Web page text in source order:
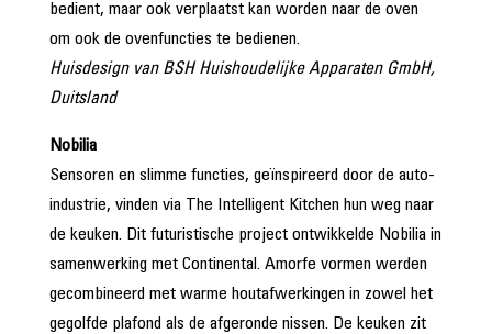
bedient, maar ook verplaatst kan worden naar de oven
om ook de ovenfuncties te bedienen.
Huisdesign van BSH Huishoudelijke Apparaten GmbH,
Duitsland
Nobilia
Sensoren en slimme functies, geïnspireerd door de auto-
industrie, vinden via The Intelligent Kitchen hun weg naar
de keuken. Dit futuristische project ontwikkelde Nobilia in
samenwerking met Continental. Amorfe vormen werden
gecombineerd met warme houtafwerkingen in zowel het
gegolfde plafond als de afgeronde nissen. De keuken zit